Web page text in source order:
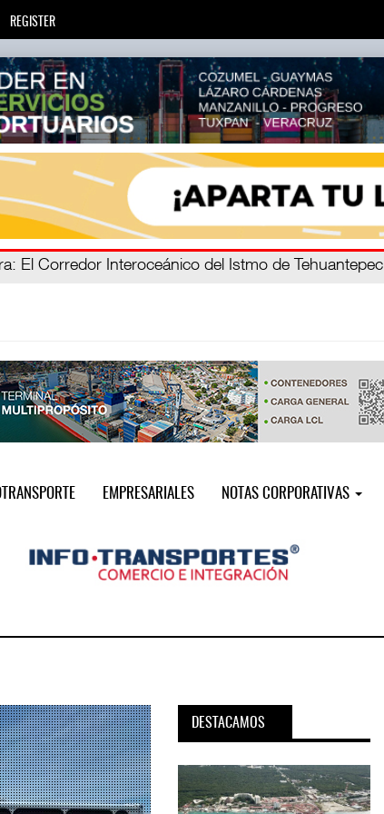
REGISTER
: El Corredor Interoceánico del Istmo de Tehuantepec
EMPRESARIALES NOTAS CORPORATIVAS
DESTACAMOS
PAMEX en
MSC incorpora servicio PAMEX en
...
12 JUL 2026